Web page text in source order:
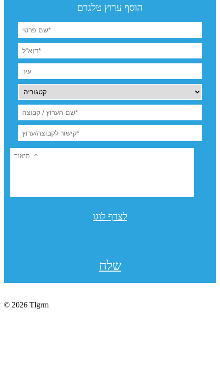
הוסף ערוץ טלגרם
לצרף לוגו
שלח
© 2026 Tlgrm